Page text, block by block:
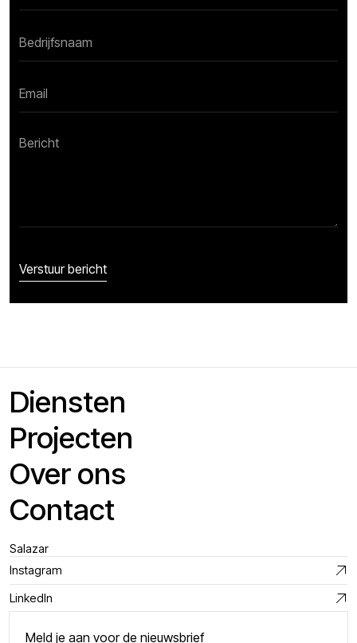
Diensten
Projecten
Over ons
Contact
Salazar
Instagram
LinkedIn
Meld je aan voor de nieuwsbrief